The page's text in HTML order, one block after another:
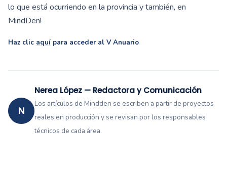
lo que está ocurriendo en la provincia y también, en
MindDen!
Haz clic aquí para acceder al V Anuario.
N
Nerea López — Redactora y Comunicación
Los artículos de Mindden se escriben a partir de proyectos
reales en producción y se revisan por los responsables
técnicos de cada área.